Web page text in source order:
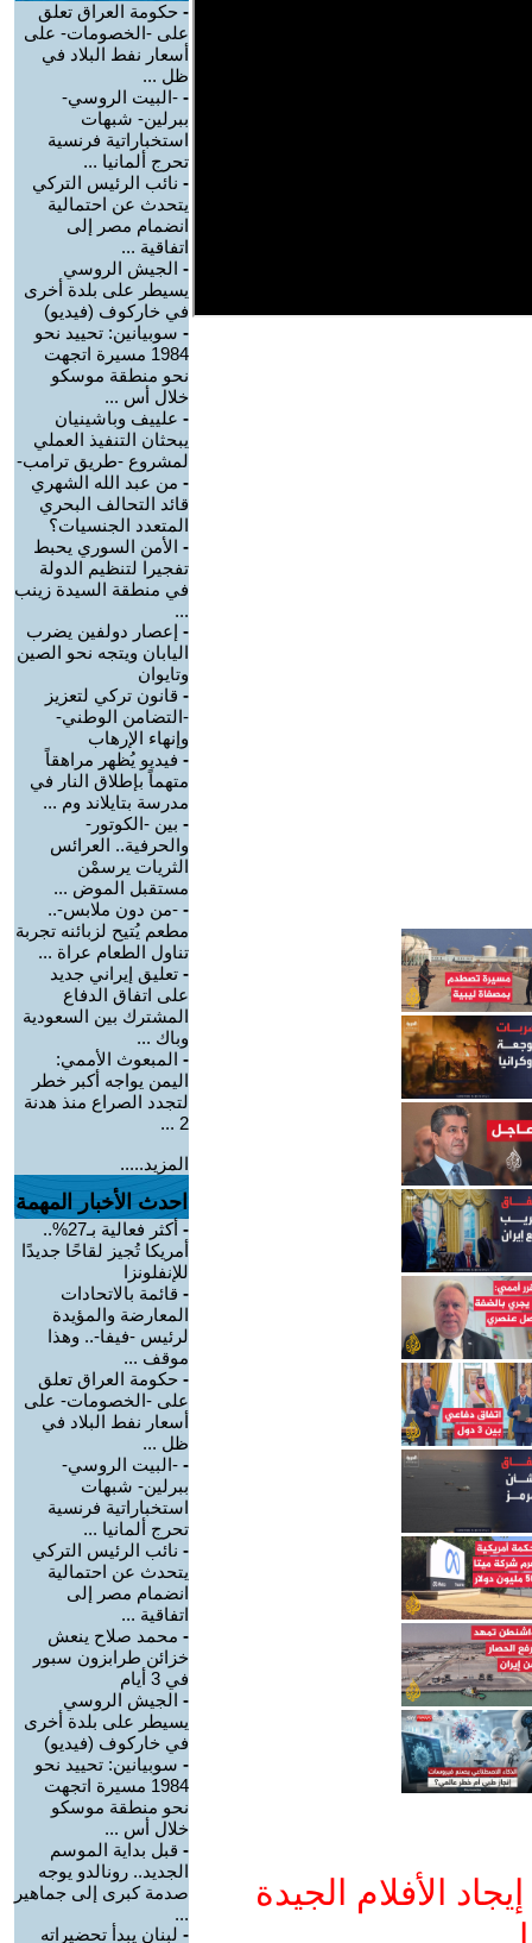
الأفلام الجيدة
- حكومة العراق تعلق
على -الخصومات- على
أسعار نفط البلاد في
ظل ...
- -البيت الروسي-
ببرلين- شبهات
استخباراتية فرنسية
تحرج ألمانيا ...
- نائب الرئيس التركي
يتحدث عن احتمالية
انضمام مصر إلى
اتفاقية ...
- الجيش الروسي
يسيطر على بلدة أخرى
في خاركوف (فيديو)
- سوبيانين: تحييد نحو
1984 مسيرة اتجهت
نحو منطقة موسكو
خلال أس ...
- علييف وباشينيان
يبحثان التنفيذ العملي
لمشروع -طريق ترامب-
- من عبد الله الشهري
قائد التحالف البحري
المتعدد الجنسيات؟
- الأمن السوري يحبط
تفجيرا لتنظيم الدولة
في منطقة السيدة زينب
...
- إعصار دولفين يضرب
اليابان ويتجه نحو الصين
وتايوان
- قانون تركي لتعزيز
-التضامن الوطني-
وإنهاء الإرهاب
- فيديو يُظهر مراهقاً
متهماً بإطلاق النار في
مدرسة بتايلاند وم ...
- بين -الكوتور-
والحرفية.. العرائس
الثريات يرسمْن
مستقبل الموض ...
- -من دون ملابس-..
مطعم يُتيح لزبائنه تجربة
تناول الطعام عراة ...
- تعليق إيراني جديد
على اتفاق الدفاع
المشترك بين السعودية
وباك ...
- المبعوث الأممي:
اليمن يواجه أكبر خطر
لتجدد الصراع منذ هدنة
2 ...
المزيد.....
احدث الأخبار المهمة
-
أكثر فعالية بـ27%..
أمريكا تُجيز لقاحًا جديدًا
للإنفلونزا
- قائمة بالاتحادات
المعارضة والمؤيدة
لرئيس -فيفا-.. وهذا
موقف ...
- حكومة العراق تعلق
على -الخصومات- على
أسعار نفط البلاد في
ظل ...
- -البيت الروسي-
ببرلين- شبهات
استخباراتية فرنسية
تحرج ألمانيا ...
- نائب الرئيس التركي
يتحدث عن احتمالية
انضمام مصر إلى
اتفاقية ...
- محمد صلاح ينعش
خزائن طرابزون سبور
في 3 أيام
- الجيش الروسي
يسيطر على بلدة أخرى
في خاركوف (فيديو)
- سوبيانين: تحييد نحو
1984 مسيرة اتجهت
نحو منطقة موسكو
خلال أس ...
- قبل بداية الموسم
الجديد.. رونالدو يوجه
صدمة كبرى إلى جماهير
...
- لبنان يبدأ تحضيراته